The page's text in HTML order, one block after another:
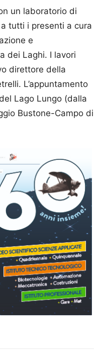
un laboratorio di
tutti i presenti a cura
e
dei Laghi. I lavori
direttore della
L’appuntamento
Lago Lungo (dalla
Bustone-Campo di